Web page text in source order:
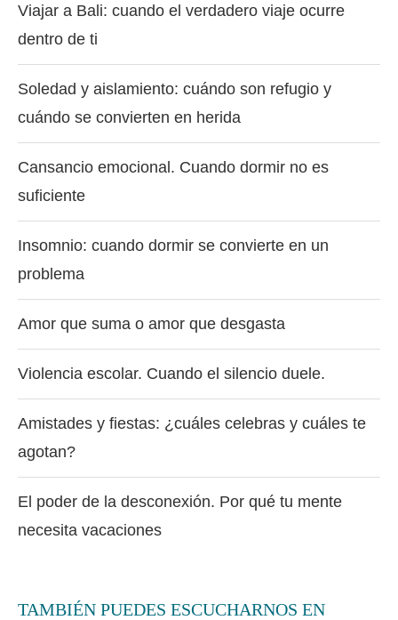
Viajar a Bali: cuando el verdadero viaje ocurre
dentro de ti
Soledad y aislamiento: cuándo son refugio y
cuándo se convierten en herida
Cansancio emocional. Cuando dormir no es
suficiente
Insomnio: cuando dormir se convierte en un
problema
Amor que suma o amor que desgasta
Violencia escolar. Cuando el silencio duele.
Amistades y fiestas: ¿cuáles celebras y cuáles te
agotan?
El poder de la desconexión. Por qué tu mente
necesita vacaciones
TAMBIÉN PUEDES ESCUCHARNOS EN